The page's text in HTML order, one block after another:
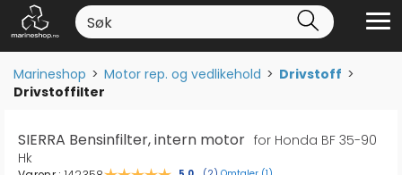
Marineshop>Motor rep. og vedlikehold>Drivstoff>
Drivstoffilter
SIERRA Bensinfilter, intern motor for Honda BF 35-90
Hk